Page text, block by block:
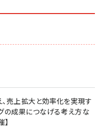
売上拡大と効率化を実現す
の成果につなげる考え方な